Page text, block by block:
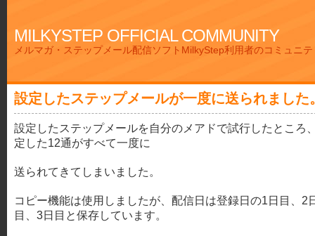
MILKYSTEP OFFICIAL COMMUNITY
メルマガ・ステップメール配信ソフトMilkyStep利用者のコミュニ
設定したステップメールが一度に送られました
設定したステップメールを自分のメアドで試行したところ
定した12通がすべて一度に
送られてきてしまいました。
コピー機能は使用しましたが、配信日は登録日の1日目、2
目、3日目と保存しています。